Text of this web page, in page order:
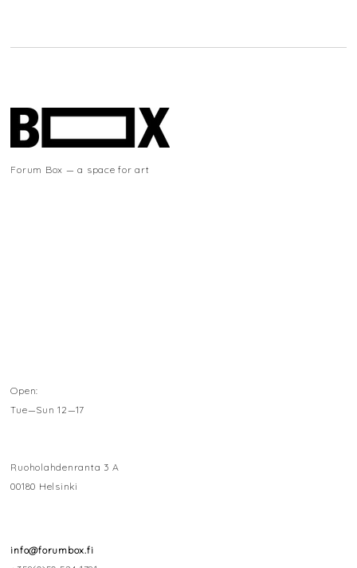
Forum Box — a space for art
Open:
Tue—Sun 12—17
Ruoholahdenranta 3 A
00180 Helsinki
info@forumbox.fi